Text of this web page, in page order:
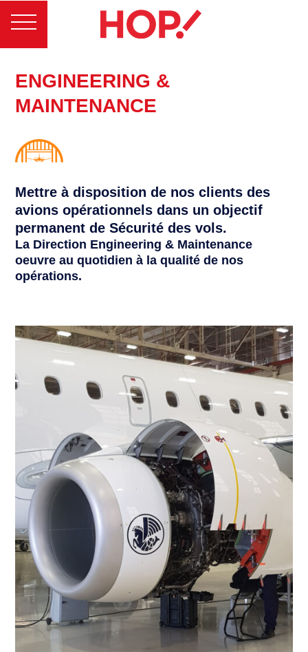
ENGINEERING &
MAINTENANCE
Mettre à disposition de nos clients des
avions opérationnels dans un objectif
permanent de Sécurité des vols.
La Direction Engineering & Maintenance
oeuvre au quotidien à la qualité de nos
opérations.